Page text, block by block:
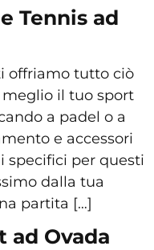
Tennis ad
offriamo tutto ciò
il tuo sport
a padel o a
e accessori
specifici per questi
dalla tua
partita […]
ad Ovada